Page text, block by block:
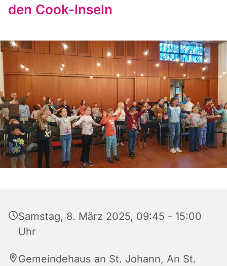
den Cook-Inseln
Samstag, 8. März 2025, 09:45 - 15:00
Uhr
Gemeindehaus an St. Johann, An St.